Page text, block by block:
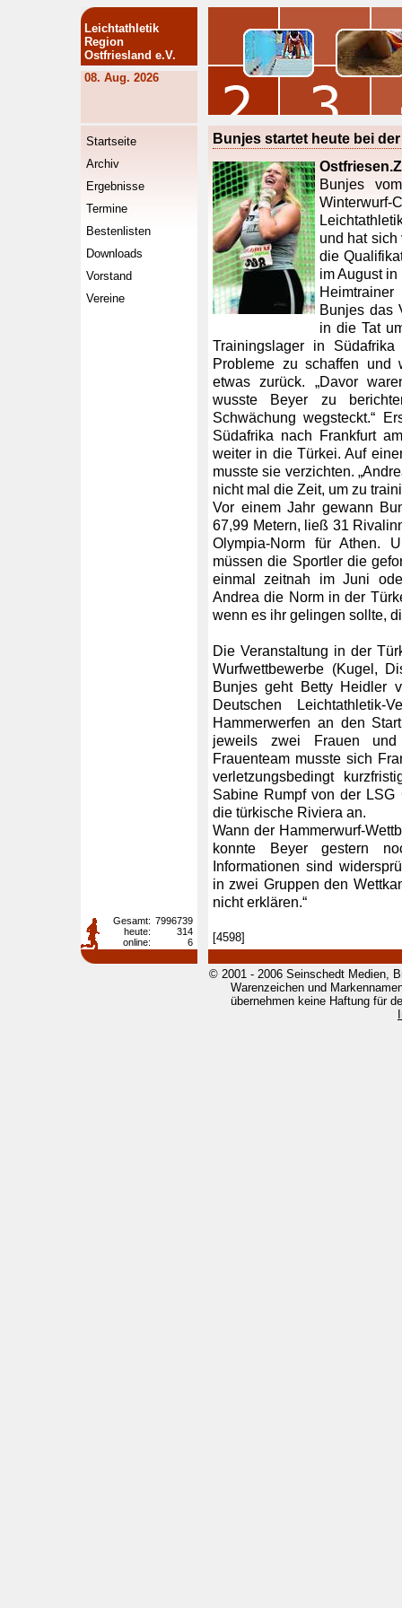
Leichtathletik
Region
Ostfriesland e.V.
08. Aug. 2026
Startseite
Archiv
Ergebnisse
Termine
Bestenlisten
Downloads
Vorstand
Vereine
Bunjes startet heute bei
Bunjes
und hat sich
die
im August
Bunjes das
in die Tat
Trainingslager in
Probleme zu schaffen und
etwas zurück. „Davor
wusste Beyer zu
Schwächung wegsteckt.“
Südafrika nach Frankfurt
weiter in die Türkei. Auf
musste sie verzichten.
nicht mal die Zeit, um zu
Vor einem Jahr gewann
67,99 Metern, ließ 31
Olympia-Norm für Athen.
müssen die Sportler die
einmal zeitnah im Juni
Andrea die Norm in der
wenn es ihr gelingen sollte,
Die Veranstaltung in der
Wurfwettbewerbe (Kugel,
Bunjes geht Betty Heidler
Deutschen
Hammerwerfen an den
jeweils zwei Frauen
Frauenteam musste sich
verletzungsbedingt
Sabine Rumpf von der LSG
die türkische Riviera an.
Wann der Hammerwurf-
konnte Beyer gestern
Informationen sind
in zwei Gruppen den
nicht erklären.“
[4598]
Gesamt: 7996739
heute:
314
online:
6
© 2001 - 2006 Seinschedt Medien,
Warenzeichen und
übernehmen keine Haftung für